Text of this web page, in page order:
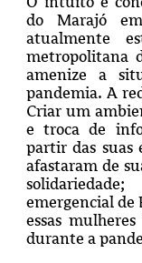
do Marajó
atualmente
metropolitana
amenize a
pandemia. A
Criar um
e troca de
partir das suas
afastaram de
emergencial de
essas
durante a